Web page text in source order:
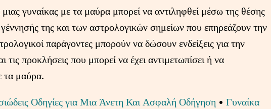
γυναίκας με τα μαύρα μπορεί να αντιληφθεί μέσω της θέσης
της και των αστρολογικών σημείων που επηρεάζουν την
παράγοντες μπορούν να δώσουν ενδείξεις για την
τις προκλήσεις που μπορεί να έχει αντιμετωπίσει ή να
τα μαύρα.
Οδηγίες για Μια Άνετη Και Ασφαλή Οδήγηση • Γυναίκα